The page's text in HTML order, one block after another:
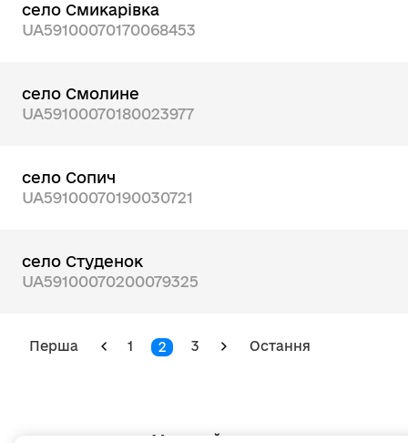
село Смикарівка
UA59100070170068453
село Смолине
UA59100070180023977
село Сопич
UA59100070190030721
село Студенок
UA59100070200079325
Перша 1 2 3 Остання
Мапа сайту